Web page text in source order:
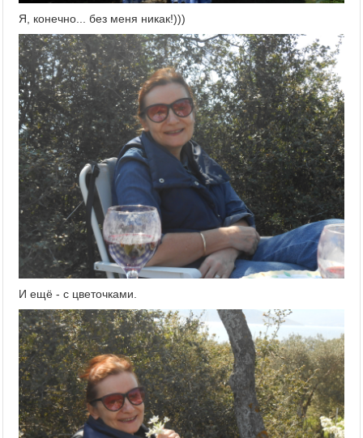
Я, конечно... без меня никак!)))
И ещё - с цветочками.